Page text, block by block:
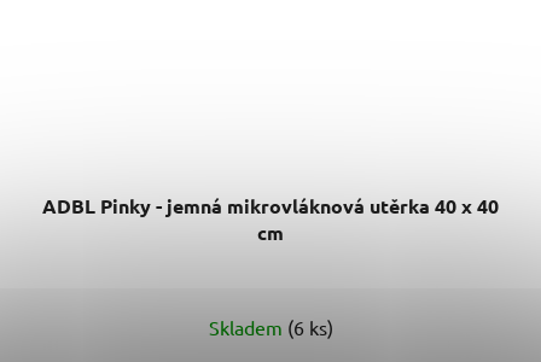
ADBL Pinky - jemná mikrovláknová utěrka 40 x 40
cm
Skladem (6 ks)